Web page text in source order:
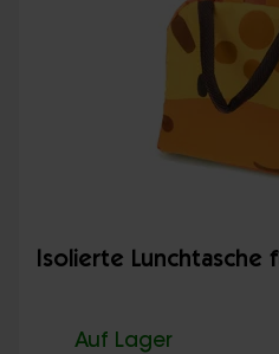
Isolierte Lunchtasche
Auf Lager